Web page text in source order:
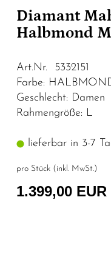
Diamant
Halbmond
Art.Nr. 5332151
Farbe:
Geschlecht: Damen
Rahmengröße: L
lieferbar in 3-7
pro Stück (inkl. MwSt.)
1.399,00 EUR